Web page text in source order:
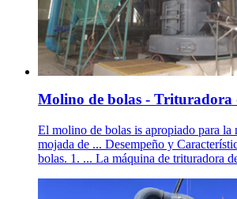
Molino de bolas - Trituradora
El molino de bolas is apropiado para la
mojada de ... Desempeño y
bolas. 1. ... La máquina de trituradora